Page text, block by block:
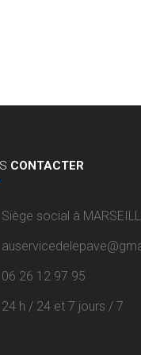
CONTACTER
Siège social à
06 26 12 97 95
24 h / 24 et 7 jours / 7